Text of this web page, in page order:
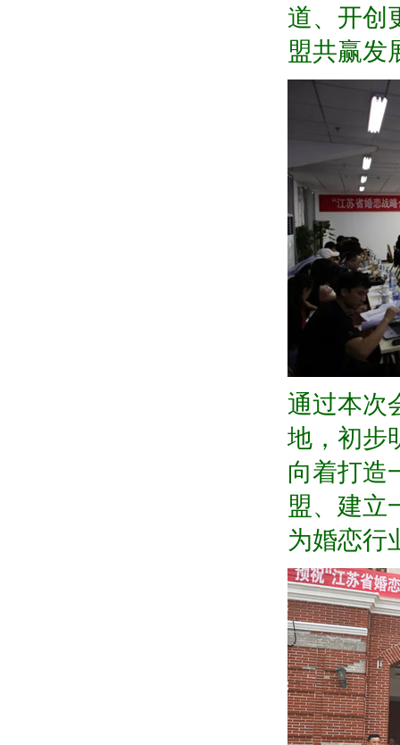
道、开创
盟共赢发
通过本次
地，初步
向着打造
盟、建立
为婚恋行